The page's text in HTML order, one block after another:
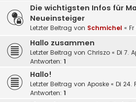
Die wichtigsten Infos für
Neueinsteiger
Letzter Beitrag von Schmichel «
Hallo zusammen
Letzter Beitrag von Chriszo « Di 7.
Antworten: 1
Hallo!
Letzter Beitrag von Aposke « Di 24.
Antworten: 1